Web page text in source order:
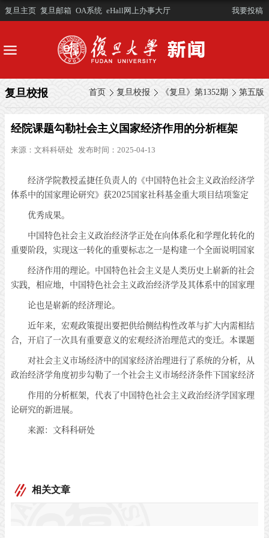
复旦主页 复旦邮箱 OA系统 eHall网上办事大厅 我要投稿
首页 复旦校报 《复旦》第1352期 第五版
复旦校报
经院课题勾勒社会主义国家经济作用的分析框架
来源： 文科科研处 发布时间：2025-04-13
经济学院教授孟捷任负责人的《中国特色社会主义政治经济学
体系中的国家理论研究》获2025国家社科基金重大项目结项鉴定
优秀成果。
中国特色社会主义政治经济学正处在向体系化和学理化转化的
重要阶段，实现这一转化的重要标志之一是构建一个全面说明国家
经济作用的理论。中国特色社会主义是人类历史上崭新的社会
实践，相应地，中国特色社会主义政治经济学及其体系中的国家理
论也是崭新的经济理论。
近年来，宏观政策提出要把供给侧结构性改革与扩大内需相结
合，开启了一次具有重要意义的宏观经济治理范式的变迁。本课题
对社会主义市场经济中的国家经济治理进行了系统的分析，从
政治经济学角度初步勾勒了一个社会主义市场经济条件下国家经济
作用的分析框架，代表了中国特色社会主义政治经济学国家理
论研究的新进展。
来源：文科科研处
相关文章